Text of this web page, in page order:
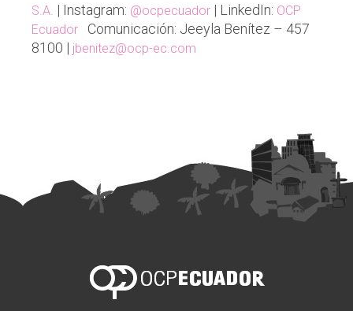
S.A. | Instagram: @ocpecuador | LinkedIn: OCP
Ecuador Comunicación: Jeeyla Benítez – 457
8100 | jbenitez@ocp-ec.com